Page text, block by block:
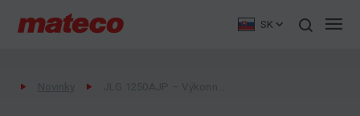
SK